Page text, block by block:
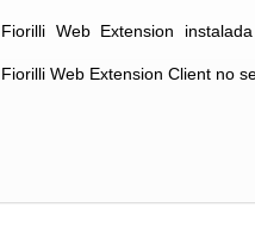
Fiorilli Web Extension
Fiorilli Web Extension Client no